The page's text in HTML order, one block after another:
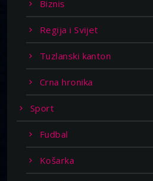
Biznis
Regija i Svijet
Tuzlanski kanton
Crna hronika
Sport
Fudbal
Košarka